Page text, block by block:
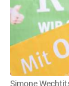
Simone